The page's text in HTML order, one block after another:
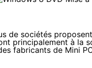
de sociétés
principalement à la
fabricants de Mini